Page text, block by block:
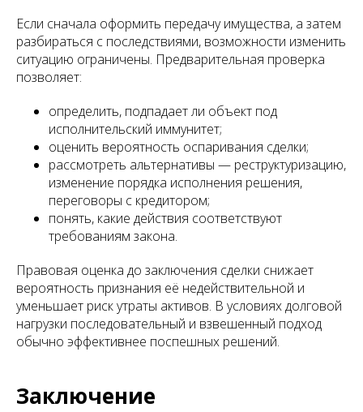
Если сначала оформить передачу имущества, а затем
разбираться с последствиями, возможности изменить
ситуацию ограничены. Предварительная проверка
позволяет:
определить, подпадает ли объект под
исполнительский иммунитет;
оценить вероятность оспаривания сделки;
рассмотреть альтернативы — реструктуризацию,
изменение порядка исполнения решения,
переговоры с кредитором;
понять, какие действия соответствуют
требованиям закона.
Правовая оценка до заключения сделки снижает
вероятность признания её недействительной и
уменьшает риск утраты активов. В условиях долговой
нагрузки последовательный и взвешенный подход
обычно эффективнее поспешных решений.
Заключение